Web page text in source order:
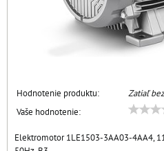
Hodnotenie produktu:
Zatiaľ
Vaše hodnotenie:
Elektromotor 1LE1503-3AA03-4AA4,